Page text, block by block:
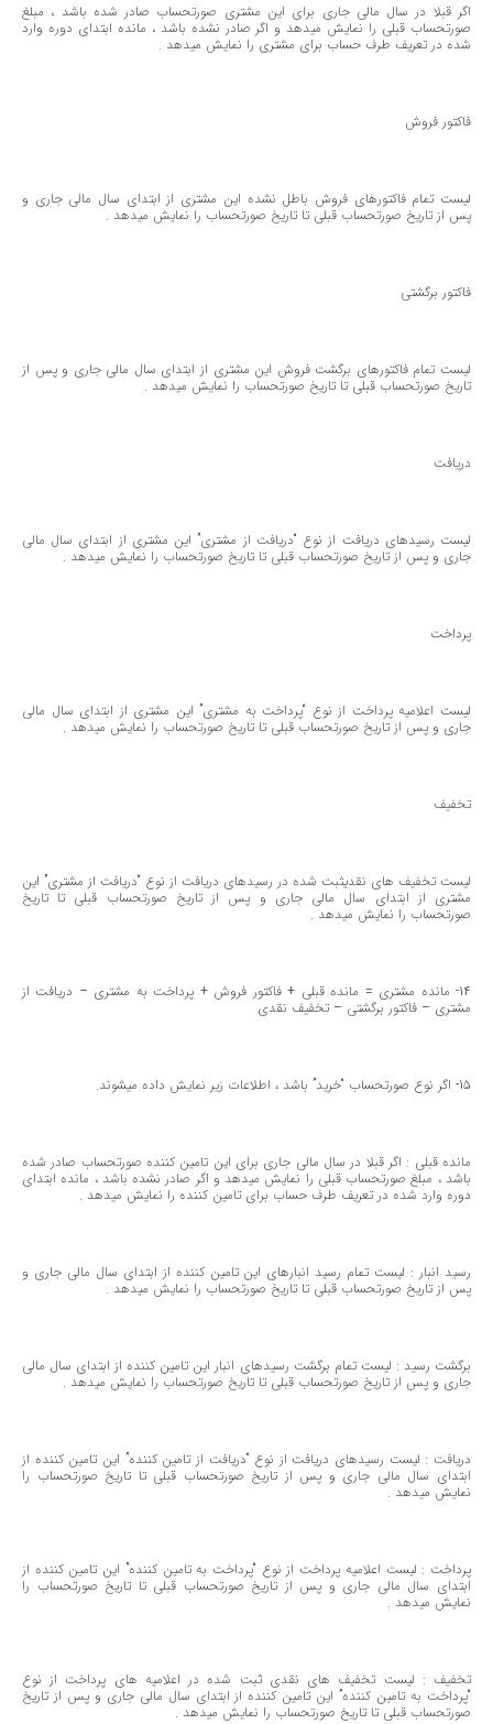
اگر قبلا در سال مالی جاری برای این مشتری صورتحساب صادر شده باشد ، مبلغ
صورتحساب قبلی را نمایش میدهد و اگر صادر نشده باشد ، مانده ابتدای دوره وارد
شده در تعریف طرف حساب برای مشتری را نمایش میدهد .
فاكتور فروش
لیست تمام فاكتورهای فروش باطل نشده این مشتری از ابتدای سال مالی جاری و
پس از تاریخ صورتحساب قبلی تا تاریخ صورتحساب را نمایش میدهد .
فاكتور برگشتی
لیست تمام فاكتورهای برگشت فروش این مشتری از ابتدای سال مالی جاری و پس از
تاریخ صورتحساب قبلی تا تاریخ صورتحساب را نمایش میدهد .
دریافت
لیست رسیدهای دریافت از نوع “دریافت از مشتری” این مشتری از ابتدای سال مالی
جاری و پس از تاریخ صورتحساب قبلی تا تاریخ صورتحساب را نمایش میدهد .
پرداخت
لیست اعلامیه پرداخت از نوع “پرداخت به مشتری” این مشتری از ابتدای سال مالی
جاری و پس از تاریخ صورتحساب قبلی تا تاریخ صورتحساب را نمایش میدهد .
تخفیف
لیست تخفیف های نقدیثبت شده در رسیدهای دریافت از نوع “دریافت از مشتری” این
مشتری از ابتدای سال مالی جاری و پس از تاریخ صورتحساب قبلی تا تاریخ
صورتحساب را نمایش میدهد .
14- مانده مشتری = مانده قبلی + فاكتور فروش + پرداخت به مشتری – دریافت از
مشتری – فاكتور برگشتی – تخفیف نقدی
15- اگر نوع صورتحساب “خرید” باشد ، اطلاعات زیر نمایش داده میشوند.
مانده قبلی : اگر قبلا در سال مالی جاری برای این تامین كننده صورتحساب صادر شده
باشد ، مبلغ صورتحساب قبلی را نمایش میدهد و اگر صادر نشده باشد ، مانده ابتدای
دوره وارد شده در تعریف طرف حساب برای تامین كننده را نمایش میدهد .
رسید انبار : لیست تمام رسید انبارهای این تامین كننده از ابتدای سال مالی جاری و
پس از تاریخ صورتحساب قبلی تا تاریخ صورتحساب را نمایش میدهد .
برگشت رسید : لیست تمام برگشت رسیدهای انبار این تامین كننده از ابتدای سال مالی
جاری و پس از تاریخ صورتحساب قبلی تا تاریخ صورتحساب را نمایش میدهد .
دریافت : لیست رسیدهای دریافت از نوع “دریافت از تامین كننده” این تامین كننده از
ابتدای سال مالی جاری و پس از تاریخ صورتحساب قبلی تا تاریخ صورتحساب را
نمایش میدهد .
پرداخت : لیست اعلامیه پرداخت از نوع “پرداخت به تامین كننده” این تامین كننده از
ابتدای سال مالی جاری و پس از تاریخ صورتحساب قبلی تا تاریخ صورتحساب را
نمایش میدهد .
تخفیف : لیست تخفیف های نقدی ثبت شده در اعلامیه های پرداخت از نوع
“پرداخت به تامین كننده” این تامین كننده از ابتدای سال مالی جاری و پس از تاریخ
صورتحساب قبلی تا تاریخ صورتحساب را نمایش میدهد .